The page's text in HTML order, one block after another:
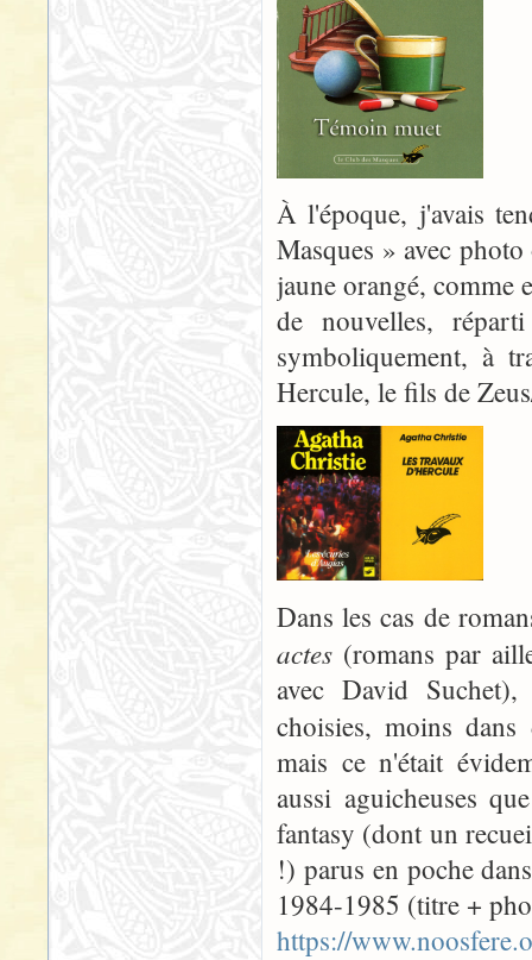
À l'époque, j'avais
Masques » avec
jaune orangé, comme
de nouvelles,
symboliquement, à
Hercule, le fils de
Dans les cas de
actes (romans par
avec David
choisies, moins
mais ce n'était
aussi aguicheuses
fantasy (dont un
!) parus en poche
1984-1985 (titre +
https://